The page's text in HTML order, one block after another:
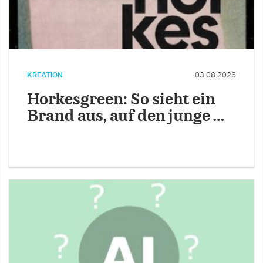
KREATION 03.08.2026
Horkesgreen: So sieht ein
Brand aus, auf den junge …